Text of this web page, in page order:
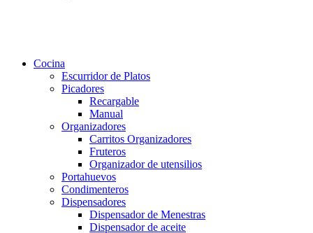
Cocina
Escurridor de Platos
Picadores
Recargable
Manual
Organizadores
Carritos Organizadores
Fruteros
Organizador de utensilios
Portahuevos
Condimenteros
Dispensadores
Dispensador de Menestras
Dispensador de aceite